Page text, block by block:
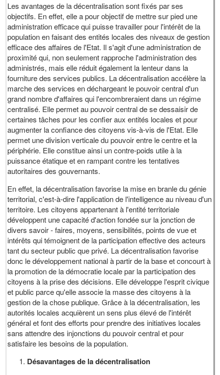
Les avantages de la décentralisation sont fixés par ses
objectifs. En effet, elle a pour objectif de mettre sur pied une
administration efficace qui puisse travailler pour l'intérêt de la
population en faisant des entités locales des niveaux de gestion
efficace des affaires de l'Etat. Il s'agit d'une administration de
proximité qui, non seulement rapproche l'administration des
administrés, mais elle réduit également la lenteur dans la
fourniture des services publics. La décentralisation accélère la
marche des services en déchargeant le pouvoir central d'un
grand nombre d'affaires qui l'encombreraient dans un régime
centralisé. Elle permet au pouvoir central de se dessaisir de
certaines tâches pour les confier aux entités locales et pour
augmenter la confiance des citoyens vis-à-vis de l'Etat. Elle
permet une division verticale du pouvoir entre le centre et la
périphérie. Elle constitue ainsi un contre-poids utile à la
puissance étatique et en rampant contre les tentatives
autoritaires des gouvernants.
En effet, la décentralisation favorise la mise en branle du génie
territorial, c'est-à-dire l'application de l'intelligence au niveau d'un
territoire. Les citoyens appartenant à l'entité territoriale
développent une capacité d'action fondée sur la jonction de
divers savoir - faires, moyens, sensibilités, points de vue et
intérêts qui témoignent de la participation effective des acteurs
tant du secteur public que privé. La décentralisation favorise
donc le développement national à partir de la base et concourt à
la promotion de la démocratie locale par la participation des
citoyens à la prise des décisions. Elle développe l'esprit civique
et public parce qu'elle associe la masse des citoyens à la
gestion de la chose publique. Grâce à la décentralisation, les
autorités locales acquièrent un sens plus élevé de l'intérêt
général et font des efforts pour prendre des initiatives locales
sans attendre des injonctions du pouvoir central et pour
satisfaire les besoins de la population.
Désavantages de la décentralisation